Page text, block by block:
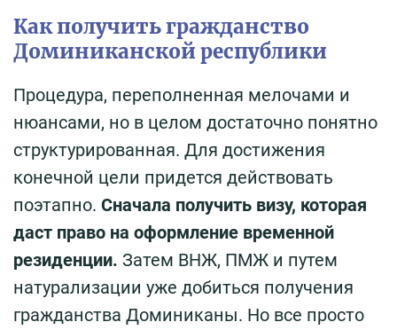
Как получить гражданство
Доминиканской республики
Процедура, переполненная мелочами и
нюансами, но в целом достаточно понятно
структурированная. Для достижения
конечной цели придется действовать
поэтапно. Сначала получить визу, которая
даст право на оформление временной
резиденции. Затем ВНЖ, ПМЖ и путем
натурализации уже добиться получения
гражданства Доминиканы. Но все просто